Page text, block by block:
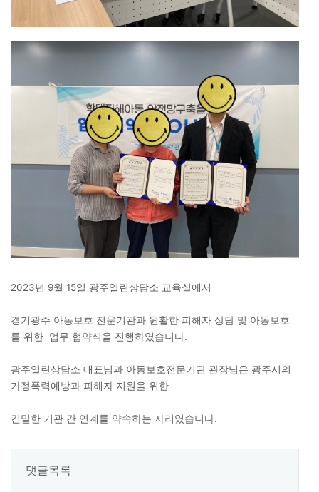
2023년 9월 15일 광주열린상담소 교육실에서
경기광주 아동보호 전문기관과 원활한 피해자 상담 및 아동보호
를 위한 업무 협약식을 진행하였습니다.
광주열린상담소 대표님과 아동보호전문기관 관장님은 광주시의
가정폭력예방과 피해자 지원을 위한
긴밀한 기관 간 연계를 약속하는 자리였습니다.
댓글목록